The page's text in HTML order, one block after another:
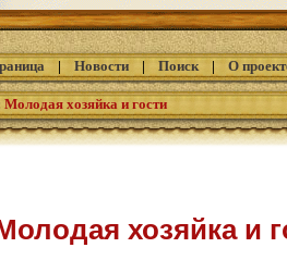
| Новости| Поиск| О
Молодая хозяйка и гости
хозяйка и